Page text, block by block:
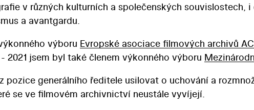
v různých kulturních a společenských souvislostech,
a avantgardu.
výboru Evropské asociace filmových archivů
2021 jsem byl také členem výkonného výboru
pozice generálního ředitele usilovat o uchování a
se ve filmovém archivnictví neustále vyvíjejí.